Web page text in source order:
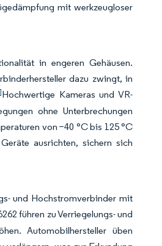
mit werkzeugloser
in engeren Gehäusen.
dazu zwingt, in
Hochwertige Kameras und VR-
ohne Unterbrechungen
von −40 °C bis 125 °C
ausrichten, sichern sich
und Hochstromverbinder mit
führen zu Verriegelungs- und
Automobilhersteller üben